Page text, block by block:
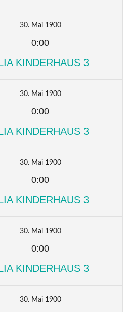
30. Mai 1900
0:00
KINDERHAUS 3
30. Mai 1900
0:00
KINDERHAUS 3
30. Mai 1900
0:00
KINDERHAUS 3
30. Mai 1900
0:00
KINDERHAUS 3
30. Mai 1900